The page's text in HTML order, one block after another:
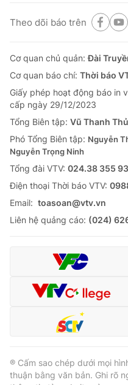
Giải sao mai
Âm nhạc
Du lịch
Làm đẹp
Chất lượng cuộc sống
Tuyển sinh
Học trực tuyến
Công nghệ
Hitech Công nghệ tương
Sản phẩm
Thị trường
Tư vấn
Giao lưu trực tuyến
Lịch phát sóng
Chuyên mục khác
Emagazine
Video
VTV Money
VTV Sức khoẻ
Theo dõi báo trên
Cơ quan chủ quản:Đài
Cơ quan báo chí: Thời báo
Giấy phép hoạt động báo in
cấp ngày 29/12/2023
Tổng Biên tập: Vũ Thanh
Phó Tổng Biên tập: Nguyễn
Nguyễn Trọng Ninh
Tổng đài VTV: 024.38 355
Ðiện thoại Thời báo VTV:
Email: toasoan@vtv.vn
Liên hệ quảng cáo: (024)
® Cấm sao chép dưới mọi
thuận bằng văn bản. Ghi rõ